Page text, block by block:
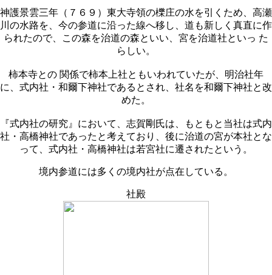
神護景雲三年（７６９）東大寺領の櫟庄の水を引くため、高瀬
川の水路を、今の参道に沿った線へ移し、道も新しく真直に作
られたので、この森を治道の森といい、宮を治道社といっ た
らしい。
柿本寺との 関係で柿本上社ともいわれていたが、明治社年
に、式内社・和爾下神社であるとされ、社名を和爾下神社と改
めた。
『式内社の研究』において、志賀剛氏は、もともと当社は式内
社・高橋神社であったと考えており、後に治道の宮が本社とな
って、式内社・高橋神社は若宮社に遷されたという。
境内参道には多くの境内社が点在している。
社殿